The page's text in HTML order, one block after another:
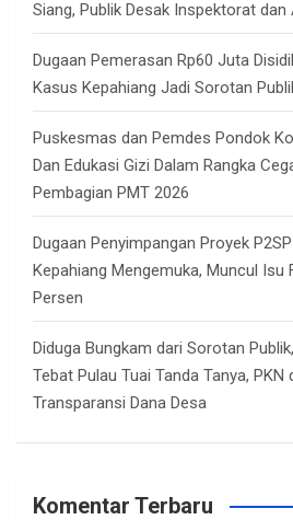
Siang, Publik Desak Inspektorat dan
Dugaan Pemerasan Rp60 Juta
Kasus Kepahiang Jadi Sorotan
Puskesmas dan Pemdes Pondok
Dan Edukasi Gizi Dalam Rangka
Pembagian PMT 2026
Dugaan Penyimpangan Proyek
Kepahiang Mengemuka, Muncul Isu
Persen
Diduga Bungkam dari Sorotan
Tebat Pulau Tuai Tanda Tanya,
Transparansi Dana Desa
Komentar Terbaru